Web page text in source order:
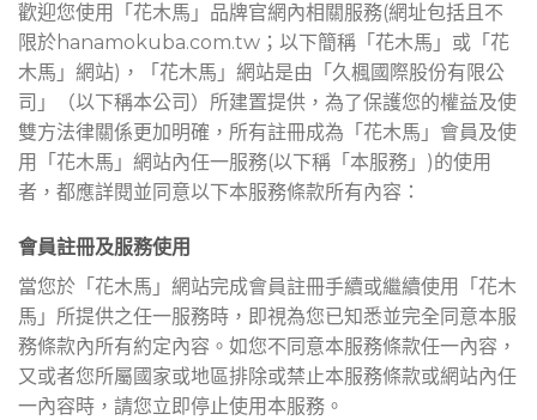
歡迎您使用「花木馬」品牌官網內相關服務(網址包括且不
限於hanamokuba.com.tw；以下簡稱「花木馬」或「花
木馬」網站)，「花木馬」網站是由「久楓國際股份有限公
司」（以下稱本公司）所建置提供，為了保護您的權益及使
雙方法律關係更加明確，所有註冊成為「花木馬」會員及使
用「花木馬」網站內任一服務(以下稱「本服務」)的使用
者，都應詳閱並同意以下本服務條款所有內容：
會員註冊及服務使用
當您於「花木馬」網站完成會員註冊手續或繼續使用「花木
馬」所提供之任一服務時，即視為您已知悉並完全同意本服
務條款內所有約定內容。如您不同意本服務條款任一內容，
又或者您所屬國家或地區排除或禁止本服務條款或網站內任
一內容時，請您立即停止使用本服務。